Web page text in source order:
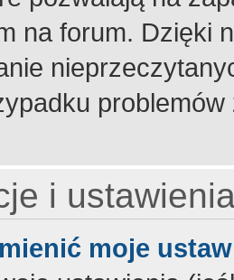
na forum. Dzięki
i
moje